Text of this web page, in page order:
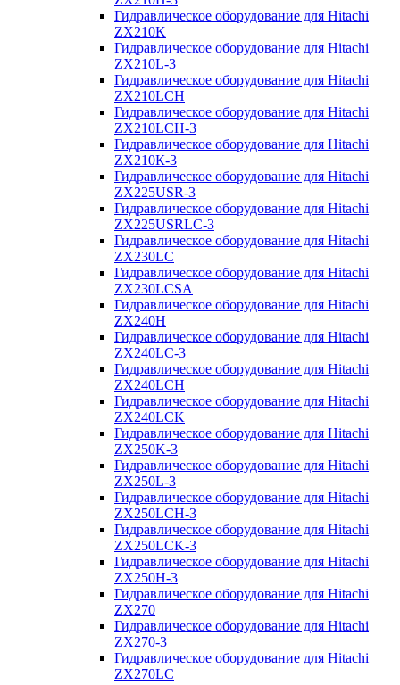
Гидравлическое оборудование для Hitachi
ZX210K
Гидравлическое оборудование для Hitachi
ZX210L-3
Гидравлическое оборудование для Hitachi
ZX210LCH
Гидравлическое оборудование для Hitachi
ZX210LCH-3
Гидравлическое оборудование для Hitachi
ZX210К-3
Гидравлическое оборудование для Hitachi
ZX225USR-3
Гидравлическое оборудование для Hitachi
ZX225USRLC-3
Гидравлическое оборудование для Hitachi
ZX230LC
Гидравлическое оборудование для Hitachi
ZX230LCSA
Гидравлическое оборудование для Hitachi
ZX240H
Гидравлическое оборудование для Hitachi
ZX240LC-3
Гидравлическое оборудование для Hitachi
ZX240LCH
Гидравлическое оборудование для Hitachi
ZX240LCK
Гидравлическое оборудование для Hitachi
ZX250K-3
Гидравлическое оборудование для Hitachi
ZX250L-3
Гидравлическое оборудование для Hitachi
ZX250LCH-3
Гидравлическое оборудование для Hitachi
ZX250LCK-3
Гидравлическое оборудование для Hitachi
ZX250Н-3
Гидравлическое оборудование для Hitachi
ZX270
Гидравлическое оборудование для Hitachi
ZX270-3
Гидравлическое оборудование для Hitachi
ZX270LC